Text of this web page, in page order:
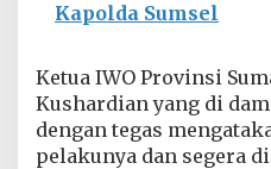
Kapolda Sumsel
Ketua IWO Provinsi
Kushardian yang di
dengan tegas
pelakunya dan segera